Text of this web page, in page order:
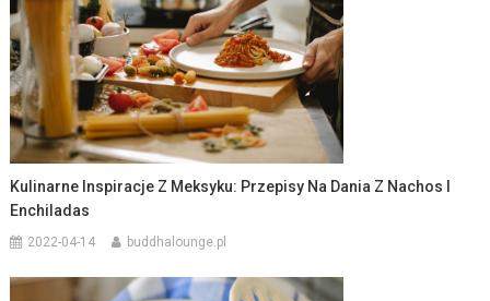
Kulinarne Inspiracje Z Meksyku: Przepisy Na Dania Z Nachos I
Enchiladas
2022-04-14 buddhalounge.pl